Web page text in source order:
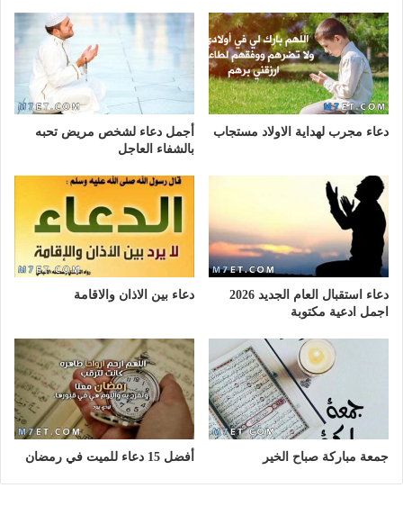
دعاء مجرب لهداية الاولاد مستجاب
أجمل دعاء لشخص مريض تحبه
بالشفاء العاجل
دعاء استقبال العام الجديد 2026
اجمل ادعية مكتوبة
دعاء بين الاذان والاقامة
جمعة مباركة صباح الخير أفضل 15 دعاء للميت في رمضان